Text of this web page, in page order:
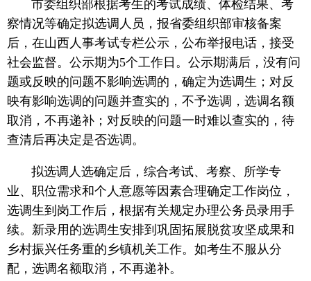
市委组织部根据考生的考试成绩、体检结果、考
察情况等确定拟选调人员，报省委组织部审核备案
后，在山西人事考试专栏公示，公布举报电话，接受
社会监督。公示期为5个工作日。公示期满后，没有问
题或反映的问题不影响选调的，确定为选调生；对反
映有影响选调的问题并查实的，不予选调，选调名额
取消，不再递补；对反映的问题一时难以查实的，待
查清后再决定是否选调。
拟选调人选确定后，综合考试、考察、所学专
业、职位需求和个人意愿等因素合理确定工作岗位，
选调生到岗工作后，根据有关规定办理公务员录用手
续。新录用的选调生安排到巩固拓展脱贫攻坚成果和
乡村振兴任务重的乡镇机关工作。如考生不服从分
配，选调名额取消，不再递补。